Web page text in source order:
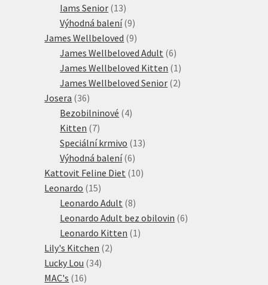
Iams Senior 1313
produktů
Výhodná balení 99
produktů
James Wellbeloved 99
produktů
James Wellbeloved Adult 66
produktů
James Wellbeloved Kitten 1 1
produkt
James Wellbeloved Senior 22
Josera 3636
produktů
Bezobilninové 44
Kitten 77
produktů
Speciální krmivo 1313
Výhodná balení 66
produktů
Kattovit Feline Diet 1010
Leonardo 1515
produktů
Leonardo Adult 88
produktů
Leonardo Adult bez obilovin 66
Leonardo Kitten 1 1
Lily's Kitchen 22
Lucky Lou 3434
MAC's 1616